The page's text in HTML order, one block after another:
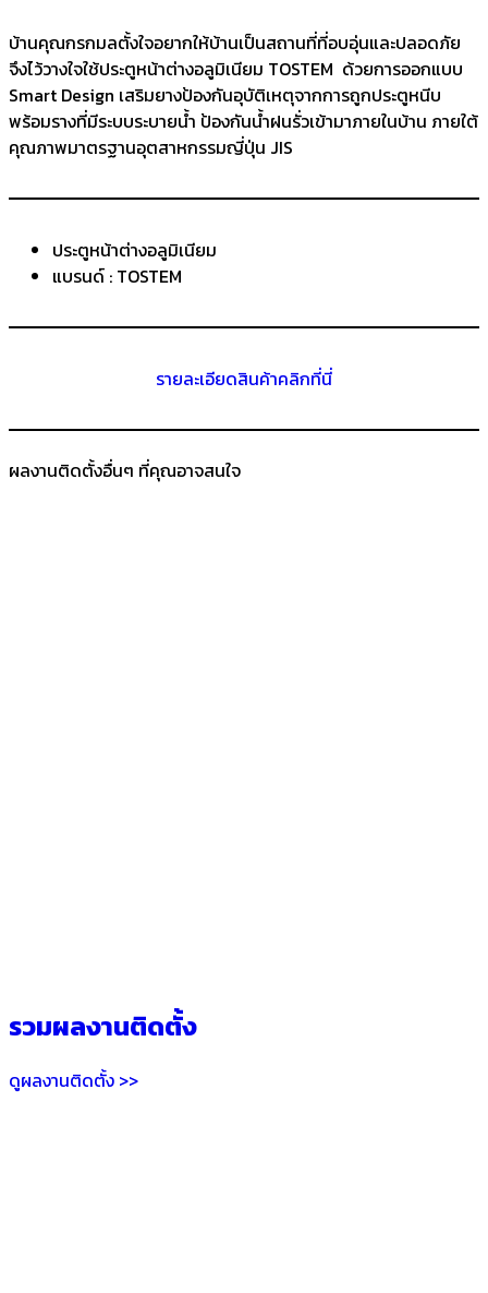
บ้านคุณกรกมลตั้งใจอยากให้บ้านเป็นสถานที่ที่อบอุ่นและปลอดภัย
จึงไว้วางใจใช้ประตูหน้าต่างอลูมิเนียม TOSTEM ด้วยการออกแบบ
Smart Design เสริมยางป้องกันอุบัติเหตุจากการถูกประตูหนีบ
พร้อมรางที่มีระบบระบายน้ำ ป้องกันน้ำฝนรั่วเข้ามาภายในบ้าน ภายใต้
คุณภาพมาตรฐานอุตสาหกรรมญี่ปุ่น JIS
ประตูหน้าต่างอลูมิเนียม
แบรนด์ : TOSTEM
รายละเอียดสินค้าคลิกที่นี่
ผลงานติดตั้งอื่นๆ ที่คุณอาจสนใจ
รวมผลงานติดตั้ง
ดูผลงานติดตั้ง >>